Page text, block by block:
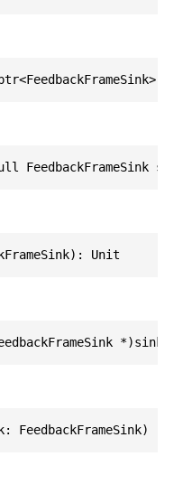
FeedbackFrameSink
Unit
*)sink
->